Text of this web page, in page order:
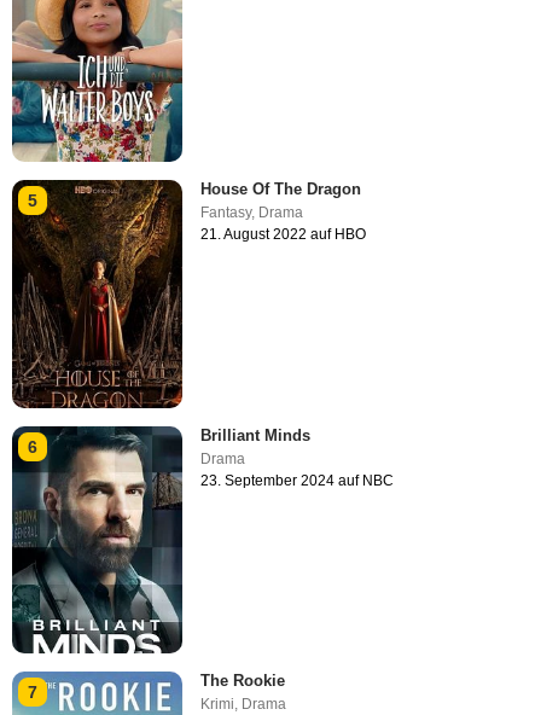
5
House Of The Dragon
Fantasy, Drama
21. August 2022 auf HBO
6
Brilliant Minds
Drama
23. September 2024 auf NBC
7
The Rookie
Krimi, Drama